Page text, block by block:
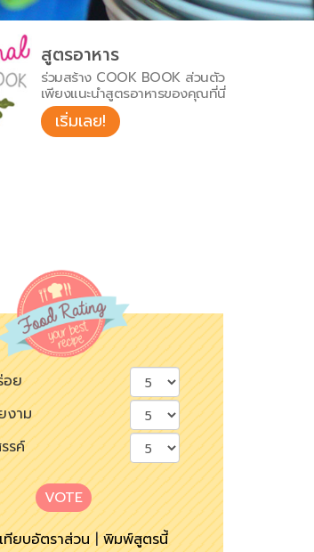
สูตรอาหาร
ร่วมสร้าง COOK BOOK ส่วนตัว
เพียงแนะนำสูตรอาหารของคุณที่นี่
เริ่มเลย!
อย
งาม
รค์
VOTE
ทียบอัตราส่วน|พิมพ์สูตรนี้